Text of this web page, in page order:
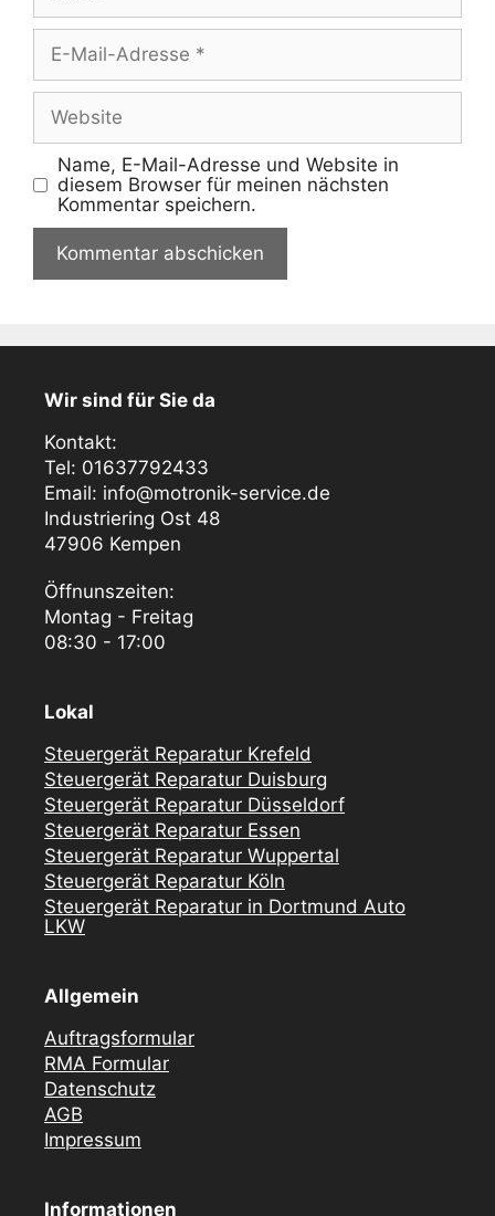
Mail-
Adresse
Name, E-Mail-Adresse und Website in
diesem Browser für meinen nächsten
Kommentar speichern.
Wir sind für Sie da
Kontakt:
Tel: 01637792433
Email: info@motronik-service.de
Industriering Ost 48
47906 Kempen
Öffnunszeiten:
Montag - Freitag
08:30 - 17:00
Lokal
Steuergerät Reparatur Krefeld
Steuergerät Reparatur Duisburg
Steuergerät Reparatur Düsseldorf
Steuergerät Reparatur Essen
Steuergerät Reparatur Wuppertal
Steuergerät Reparatur Köln
Steuergerät Reparatur in Dortmund Auto
LKW
Allgemein
Auftragsformular
RMA Formular
Datenschutz
AGB
Impressum
Informationen